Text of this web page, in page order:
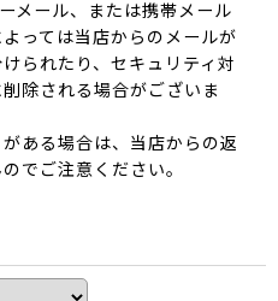
メール、または携帯メール
っては当店からのメールが
られたり、セキュリティ対
除される場合がございま
ある場合は、当店からの返
でご注意ください。